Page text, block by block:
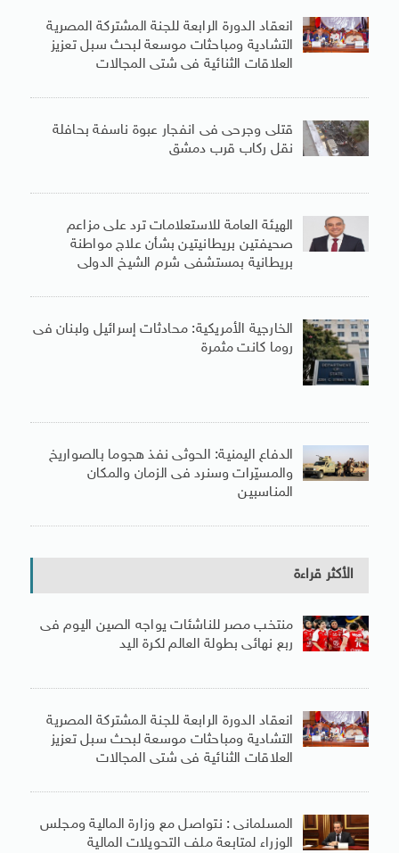
انعقاد الدورة الرابعة للجنة المشتركة المصرية
التشادية ومباحثات موسعة لبحث سبل تعزيز
العلاقات الثنائية فى شتى المجالات
قتلى وجرحى فى انفجار عبوة ناسفة بحافلة
نقل ركاب قرب دمشق
الهيئة العامة للاستعلامات ترد على مزاعم
صحيفتين بريطانيتين بشأن علاج مواطنة
بريطانية بمستشفى شرم الشيخ الدولى
الخارجية الأمريكية: محادثات إسرائيل ولبنان فى
روما كانت مثمرة
الدفاع اليمنية: الحوثى نفذ هجوما بالصواريخ
والمسيّرات وسنرد فى الزمان والمكان
المناسبين
الأكثر قراءة
منتخب مصر للناشئات يواجه الصين اليوم فى
ربع نهائى بطولة العالم لكرة اليد
انعقاد الدورة الرابعة للجنة المشتركة المصرية
التشادية ومباحثات موسعة لبحث سبل تعزيز
العلاقات الثنائية فى شتى المجالات
المسلمانى : نتواصل مع وزارة المالية ومجلس
الوزراء لمتابعة ملف التحويلات المالية